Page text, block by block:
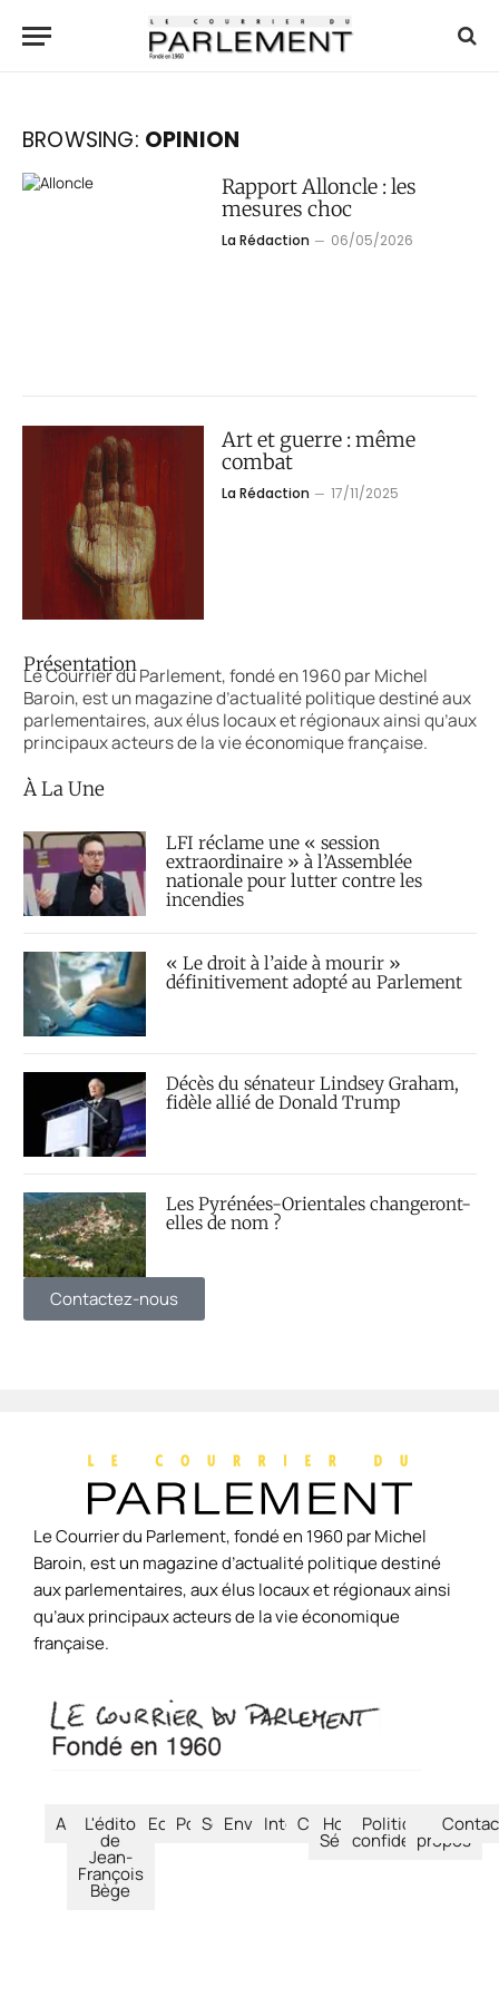
BROWSING: OPINION
Rapport Alloncle : les
mesures choc
La Rédaction 06/05/2026
Art et guerre : même
combat
La Rédaction 17/11/2025
Présentation
Le Courrier du Parlement, fondé en 1960 par Michel
Baroin, est un magazine d’actualité politique destiné aux
parlementaires, aux élus locaux et régionaux ainsi qu’aux
principaux acteurs de la vie économique française.
À La Une
LFI réclame une « session
extraordinaire » à l’Assemblée
nationale pour lutter contre les
incendies
« Le droit à l’aide à mourir »
définitivement adopté au Parlement
Décès du sénateur Lindsey Graham,
fidèle allié de Donald Trump
Les Pyrénées-Orientales changeront-
elles de nom ?
Contactez-nous
Le Courrier du Parlement, fondé en 1960 par Michel
Baroin, est un magazine d’actualité politique destiné
aux parlementaires, aux élus locaux et régionaux ainsi
qu’aux principaux acteurs de la vie économique
française.
Accueil
L'édito
de
Jean-
François
Bège
Economie
Politique
SociétéEnvironnement
International
CultureHors-
Séries
Politique de
confidentialité
À
propos